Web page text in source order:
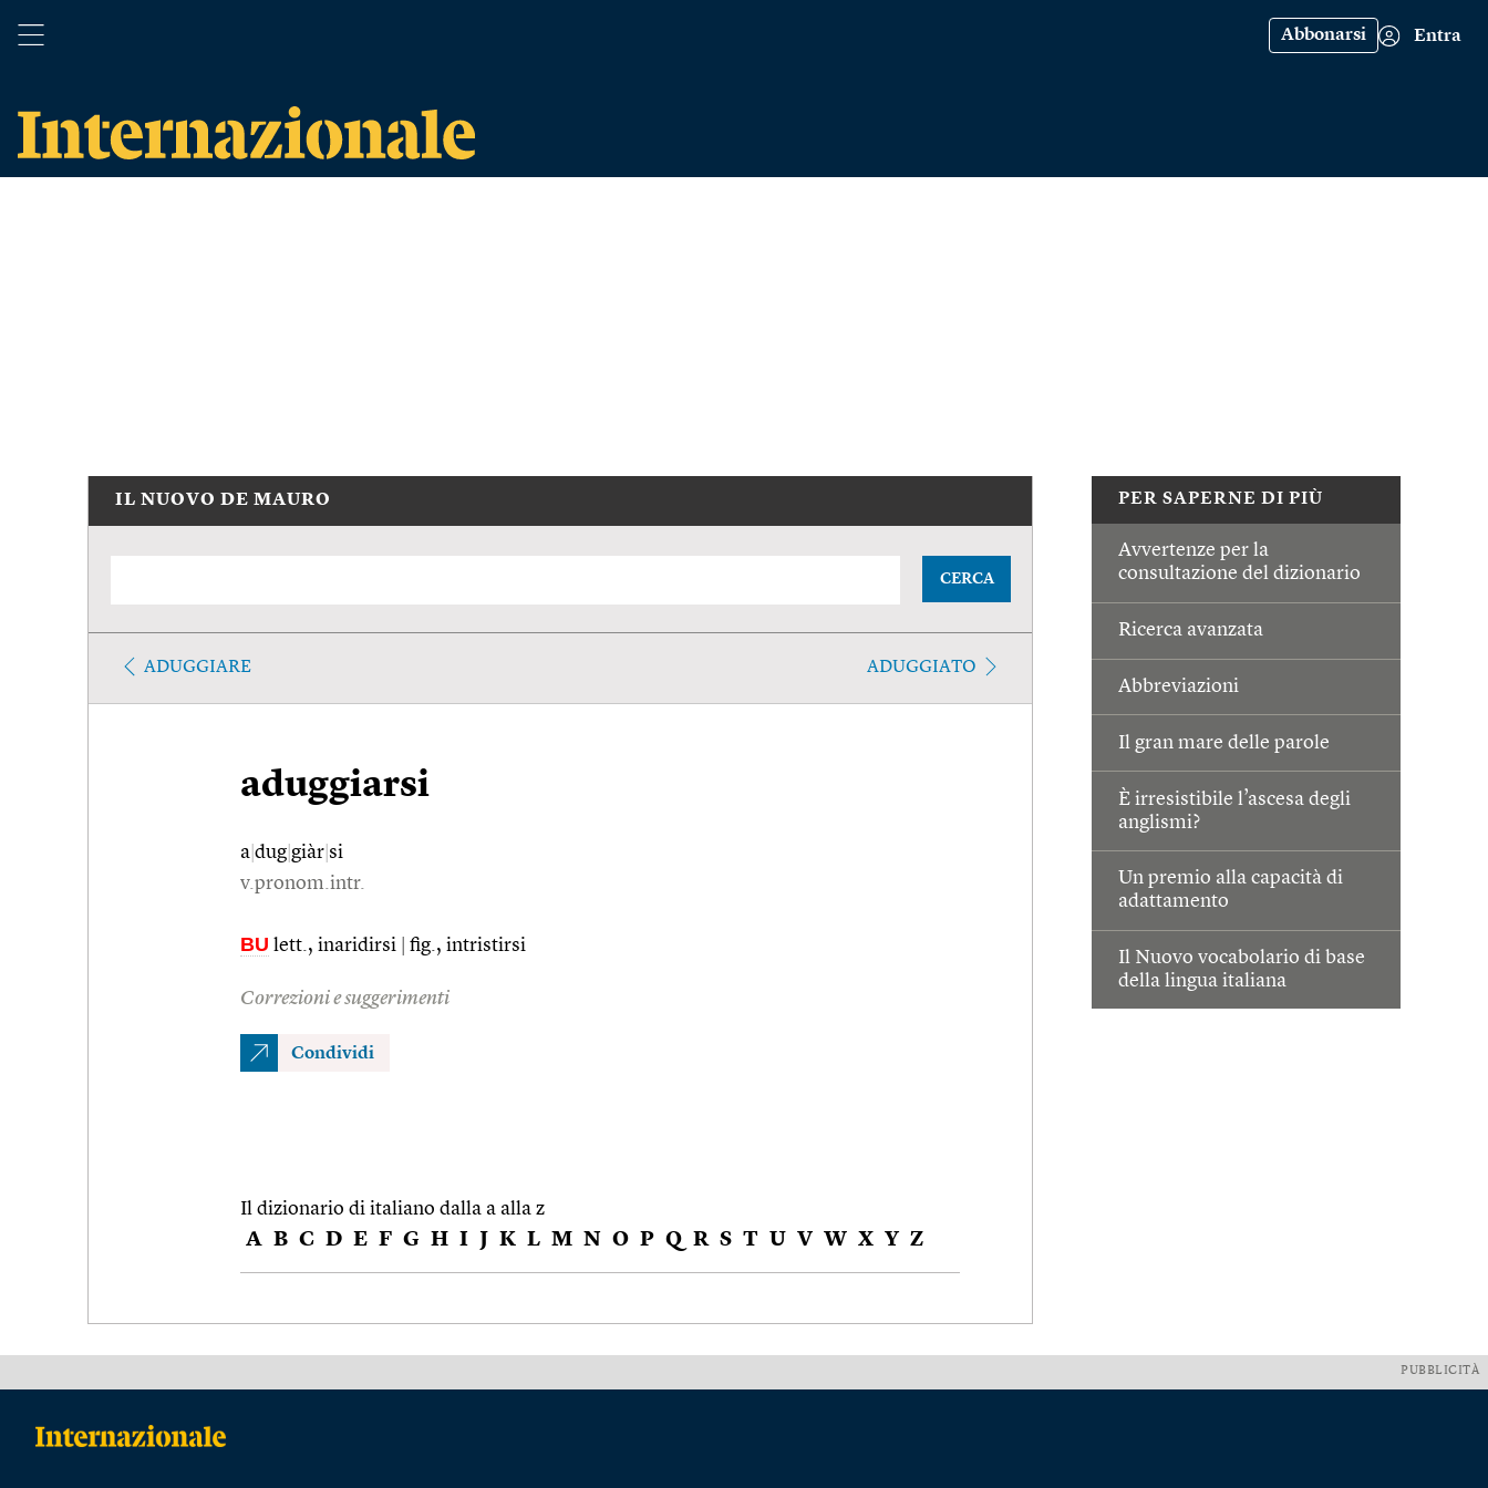
Abbonarsi Entra
PER SAPERNE DI PIÙ
Avvertenze per la
consultazione del dizionario
Ricerca avanzata
Abbreviazioni
Il gran mare delle parole
È irresistibile l’ascesa degli
anglismi?
Un premio alla capacità di
adattamento
Il Nuovo vocabolario di base
della lingua italiana
IL NUOVO DE MAURO
CERCA
ADUGGIARE ADUGGIATO
aduggiarsi
a dug giàr si
v.pronom.intr.
BU lett., inaridirsi fig., intristirsi
Correzioni e suggerimenti
Condividi
Il dizionario di italiano dalla a alla z
A B C D E F G H I J K L M N O P Q R S T U V W X Y Z
PUBBLICITÀ